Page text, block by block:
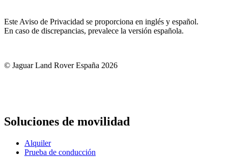
Este Aviso de Privacidad se proporciona en inglés y español.
En caso de discrepancias, prevalece la versión española.
© Jaguar Land Rover España 2026
Soluciones de movilidad
Alquiler
Prueba de conducción